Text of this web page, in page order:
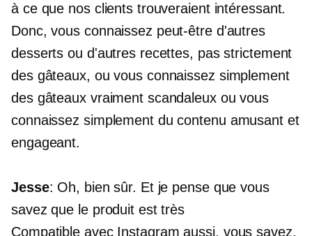
à ce que nos clients trouveraient intéressant.
Donc, vous connaissez peut-être d'autres
desserts ou d'autres recettes, pas strictement
des gâteaux, ou vous connaissez simplement
des gâteaux vraiment scandaleux ou vous
connaissez simplement du contenu amusant et
engageant.
Jesse: Oh, bien sûr. Et je pense que vous
savez que le produit est très
Compatible avec Instagram aussi, vous savez,